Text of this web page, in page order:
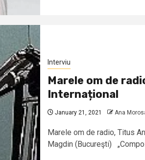
Interviu
Marele om de
Internațional
January 21, 2021 Ana
Marele om de radio, Titus
Magdin (Bucureşti)